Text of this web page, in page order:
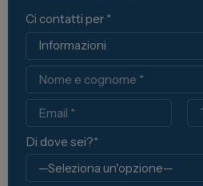
Ci contatti per *
Nome
Email
Di dove sei?*